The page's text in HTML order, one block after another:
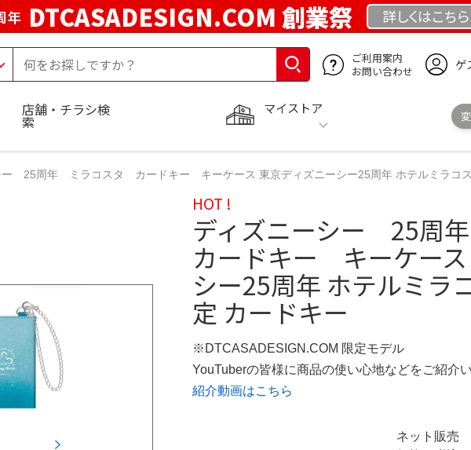
年 DTCASADESIGN.COM 創業祭 詳しくはこちら
ご利用案内
お問い合わせ
ゲ
マイストア
店舗・チラシ検
索
ー 25周年 ミラコスタ カードキー キーケース 東京ディズニーシー25周年 ホテルミラコス
HOT !
ディズニーシー 25周
カードキー キーケース
シー25周年 ホテルミラ
定 カードキー
※DTCASADESIGN.COM 限定モデル
YouTuberの皆様に商品の使い心地などをご紹介
紹介動画はこちら
ネット販売